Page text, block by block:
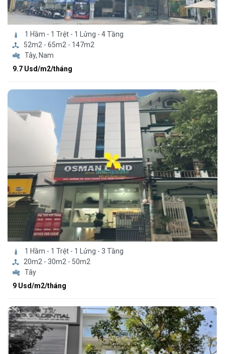
1 Hầm - 1 Trệt - 1 Lửng - 4 Tầng
52m2 - 65m2 - 147m2
Tây, Nam
9.7 Usd/m2/tháng
1 Hầm - 1 Trệt - 1 Lửng - 3 Tầng
20m2 - 30m2 - 50m2
Tây
9 Usd/m2/tháng